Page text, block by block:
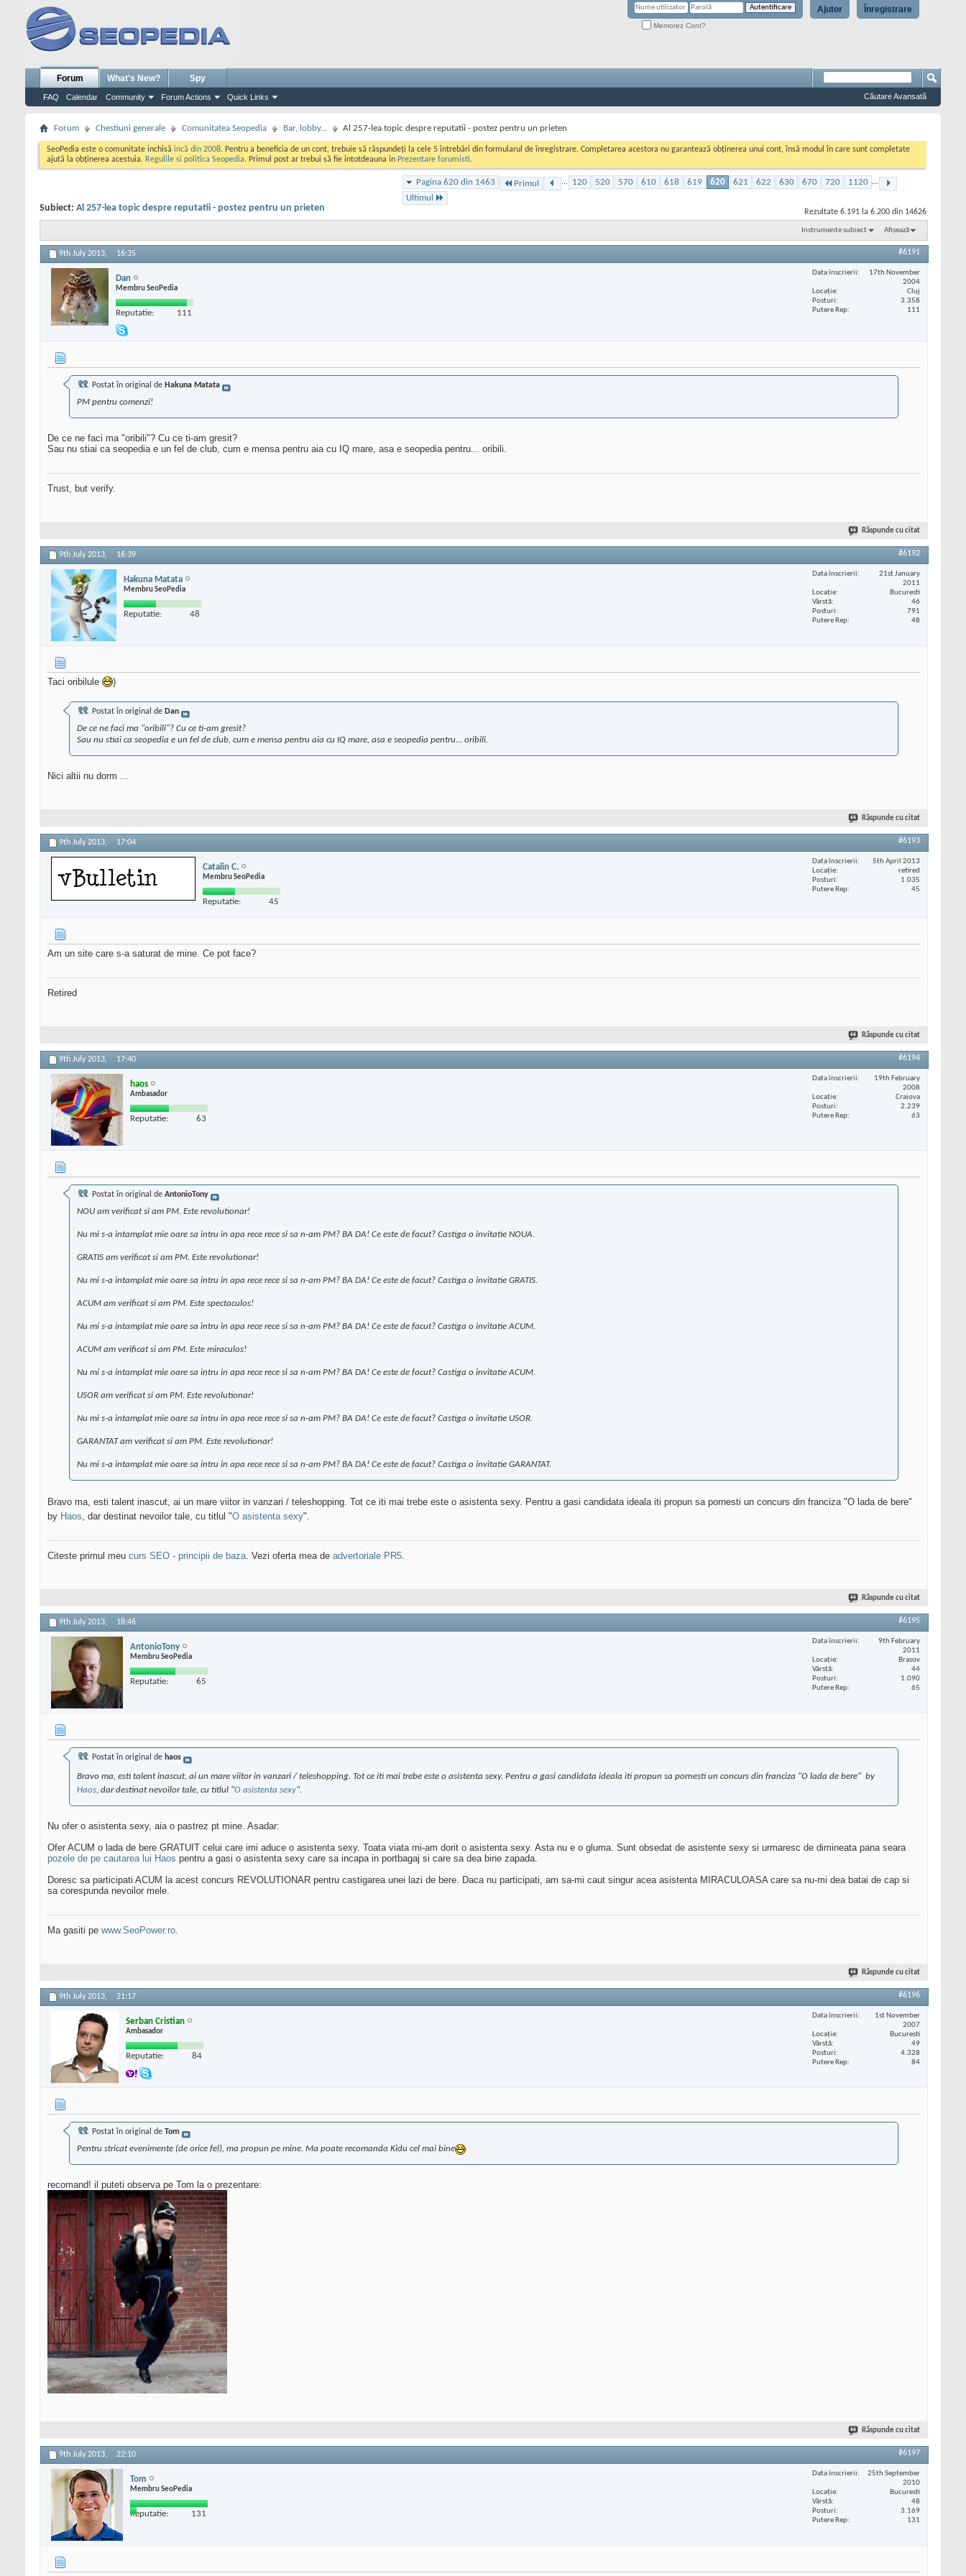
Înregistrare
Ajutor
Memorez Cont?
Forum
FAQ Calendar Community Forum Actions Quick Links
What's New? Spy
Căutare Avansată
Forum Chestiuni generale Comunitatea Seopedia Bar, lobby... Al 257-lea topic despre reputatii - postez pentru un prieten
SeoPedia este o comunitate inchisă incă din 2008. Pentru a beneficia de un cont, trebuie să răspundeți la cele 5 întrebări din formularul de înregistrare. Completarea acestora nu garantează obținerea unui cont, însă modul în care sunt completate
ajută la obținerea acestuia. Regulile si politica Seopedia. Primul post ar trebui să fie intotdeauna in Prezentare forumisti.
Pagina 620 din 1463 Primul ... 120 520 570 610 618 619 620 621 622 630 670 720 1120 ...
Ultimul
Rezultate 6.191 la 6.200 din 14626
Subiect: Al 257-lea topic despre reputatii - postez pentru un prieten
Instrumente subiect Afișează
9th July 2013, 16:35 #6191
Dan
Membru SeoPedia
Reputatie: 111
Data înscrierii
17th November
2004
Locaţie
Cluj
Posturi
3.358
Putere Rep
111
Postat în original de Hakuna Matata
PM pentru comenzi!
De ce ne faci ma "oribili"? Cu ce ti-am gresit?
Sau nu stiai ca seopedia e un fel de club, cum e mensa pentru aia cu IQ mare, asa e seopedia pentru... oribili.
Trust, but verify.
Răspunde cu citat
9th July 2013, 16:39 #6192
Hakuna Matata
Membru SeoPedia
Reputatie: 48
Data înscrierii
21st January
2011
Locaţie
Bucuresti
Vârstă
46
Posturi
791
Putere Rep
48
Taci oribilule )
Postat în original de Dan
De ce ne faci ma "oribili"? Cu ce ti-am gresit?
Sau nu stiai ca seopedia e un fel de club, cum e mensa pentru aia cu IQ mare, asa e seopedia pentru... oribili.
Nici altii nu dorm ...
Răspunde cu citat
9th July 2013, 17:04 #6193
Catalin C.
Membru SeoPedia
Reputatie: 45
Data înscrierii
5th April 2013
Locaţie
retired
Posturi
1.035
Putere Rep
45
Am un site care s-a saturat de mine. Ce pot face?
Retired
Răspunde cu citat
9th July 2013, 17:40 #6194
haos
Ambasador
Reputatie: 63
Data înscrierii
19th February
2008
Locaţie
Craiova
Posturi
2.239
Putere Rep
63
Postat în original de AntonioTony
NOU am verificat si am PM. Este revolutionar!
Nu mi s-a intamplat mie oare sa intru in apa rece rece si sa n-am PM? BA DA! Ce este de facut? Castiga o invitatie NOUA.
GRATIS am verificat si am PM. Este revolutionar!
Nu mi s-a intamplat mie oare sa intru in apa rece rece si sa n-am PM? BA DA! Ce este de facut? Castiga o invitatie GRATIS.
ACUM am verificat si am PM. Este spectaculos!
Nu mi s-a intamplat mie oare sa intru in apa rece rece si sa n-am PM? BA DA! Ce este de facut? Castiga o invitatie ACUM.
ACUM am verificat si am PM. Este miraculos!
Nu mi s-a intamplat mie oare sa intru in apa rece rece si sa n-am PM? BA DA! Ce este de facut? Castiga o invitatie ACUM.
USOR am verificat si am PM. Este revolutionar!
Nu mi s-a intamplat mie oare sa intru in apa rece rece si sa n-am PM? BA DA! Ce este de facut? Castiga o invitatie USOR.
GARANTAT am verificat si am PM. Este revolutionar!
Nu mi s-a intamplat mie oare sa intru in apa rece rece si sa n-am PM? BA DA! Ce este de facut? Castiga o invitatie GARANTAT.
Bravo ma, esti talent inascut, ai un mare viitor in vanzari / teleshopping. Tot ce iti mai trebe este o asistenta sexy. Pentru a gasi candidata ideala iti propun sa pornesti un concurs din franciza "O lada de bere" 
by Haos, dar destinat nevoilor tale, cu titlul "O asistenta sexy".
Citeste primul meu curs SEO - principii de baza. Vezi oferta mea de advertoriale PR5.
Răspunde cu citat
9th July 2013, 18:46 #6195
AntonioTony
Membru SeoPedia
Reputatie: 65
Data înscrierii
9th February
2011
Locaţie
Brasov
Vârstă
44
Posturi
1.090
Putere Rep
65
Postat în original de haos
Bravo ma, esti talent inascut, ai un mare viitor in vanzari / teleshopping. Tot ce iti mai trebe este o asistenta sexy. Pentru a gasi candidata ideala iti propun sa pornesti un concurs din franciza "O lada de bere"  by
Haos, dar destinat nevoilor tale, cu titlul "O asistenta sexy".
Nu ofer o asistenta sexy, aia o pastrez pt mine. Asadar:
Ofer ACUM o lada de bere GRATUIT celui care imi aduce o asistenta sexy. Toata viata mi-am dorit o asistenta sexy. Asta nu e o gluma. Sunt obsedat de asistente sexy si urmaresc de dimineata pana seara
pozele de pe cautarea lui Haos pentru a gasi o asistenta sexy care sa incapa in portbagaj si care sa dea bine zapada.
Doresc sa participati ACUM la acest concurs REVOLUTIONAR pentru castigarea unei lazi de bere. Daca nu participati, am sa-mi caut singur acea asistenta MIRACULOASA care sa nu-mi dea batai de cap si
sa corespunda nevoilor mele.
Ma gasiti pe www.SeoPower.ro.
Răspunde cu citat
9th July 2013, 21:17 #6196
Serban Cristian
Ambasador
Reputatie: 84
Data înscrierii
1st November
2007
Locaţie
Bucuresti
Vârstă
49
Posturi
4.328
Putere Rep
84
Postat în original de Tom
Pentru stricat evenimente (de orice fel), ma propun pe mine. Ma poate recomanda Kidu cel mai bine
recomand! il puteti observa pe Tom la o prezentare:
Răspunde cu citat
9th July 2013, 22:10 #6197
Tom
Membru SeoPedia
Reputatie: 131
Data înscrierii
25th September
2010
Locaţie
Bucuresti
Vârstă
48
Posturi
3.169
Putere Rep
131